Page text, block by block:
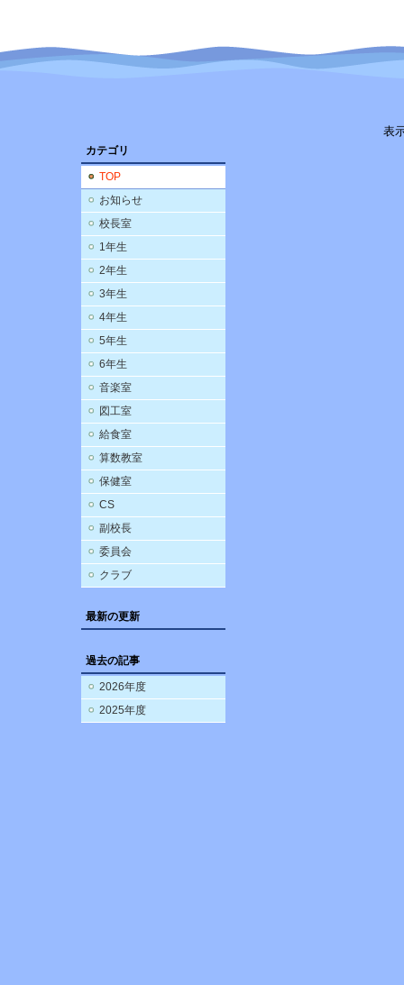
カテゴリ
TOP
お知らせ
校長室
1年生
2年生
3年生
4年生
5年生
6年生
音楽室
図工室
給食室
算数教室
保健室
CS
副校長
委員会
クラブ
最新の更新
過去の記事
2026年度
2025年度
表